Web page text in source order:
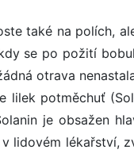
také na polích,
se po požití
otrava
lilek potměchuť
je obsažen
lidovém lékařství,